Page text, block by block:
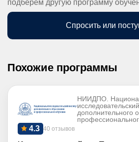
подберем другую программу
Спросить или
Похожие программы
НИИДПО.
дополнительного
40 отзывов
4.3